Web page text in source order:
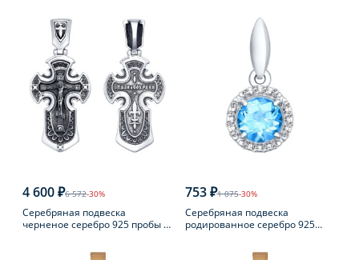
4 600 ₽6 572-30%
Серебряная подвеска
черненое серебро 925 пробы с
753 ₽1 075-30%
Серебряная подвеска
родированное серебро 925